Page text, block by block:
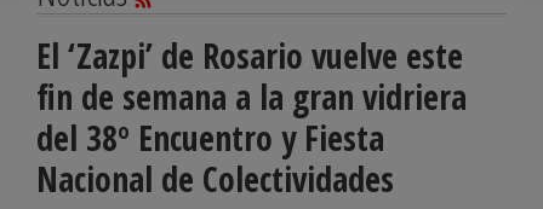
El ‘Zazpi’ de Rosario vuelve este
fin de semana a la gran vidriera
del 38º Encuentro y Fiesta
Nacional de Colectividades